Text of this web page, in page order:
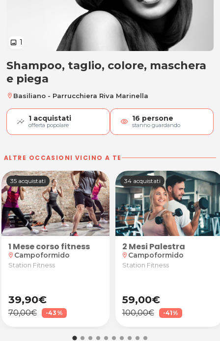
image 1
Shampoo, taglio, colore,
Shampoo, taglio, colore, maschera
e piega
location_on Basiliano - Parrucchiera Riva Marinella
1 acquistati
offerta popolare visibility 16 persone
stanno guardando
ALTRE OCCASIONI VICINO A TE
giochi con animatrici per 1 bimbo + merenda da Il
35 acquistati
1 Mese corso fitness
location_on Campoformido
Station Fitness
39,90€
70,00€ -43%
34 acquistati
2 Mesi Palestra
location_on Campoformido
Station Fitness
59,00€
100,00€ -41%